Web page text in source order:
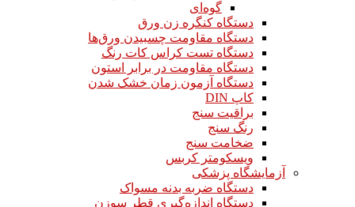
گوه‌ای
دستگاه کنگره زن ورق
دستگاه مقاومت چسبیدن ورق‌ها
دستگاه تست کراس کات رنگ
دستگاه مقاومت در برابر استون
دستگاه آزمون زمان خشک شدن
کاپ DIN
براقیت سنج
رنگ سنج
ضخامت سنج
ویسکومتر کربس
آزمایشگاه پزشکی
دستگاه ضربه بدنه مسواک
دستگاه اندازه‌گیری قطر سوزن